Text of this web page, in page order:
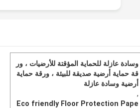
وسادة عازلة للحماية المؤقتة للأرضيات ، ور
قة حماية أرضية صديقة للبيئة ، ورقة حماية
أرضية وسادة عازلة
,
Eco friendly Floor Protection Pape